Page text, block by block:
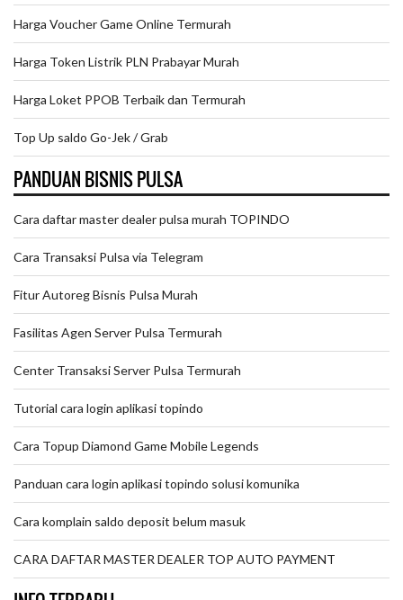
Harga Voucher Game Online Termurah
Harga Token Listrik PLN Prabayar Murah
Harga Loket PPOB Terbaik dan Termurah
Top Up saldo Go-Jek / Grab
PANDUAN BISNIS PULSA
Cara daftar master dealer pulsa murah TOPINDO
Cara Transaksi Pulsa via Telegram
Fitur Autoreg Bisnis Pulsa Murah
Fasilitas Agen Server Pulsa Termurah
Center Transaksi Server Pulsa Termurah
Tutorial cara login aplikasi topindo
Cara Topup Diamond Game Mobile Legends
Panduan cara login aplikasi topindo solusi komunika
Cara komplain saldo deposit belum masuk
CARA DAFTAR MASTER DEALER TOP AUTO PAYMENT